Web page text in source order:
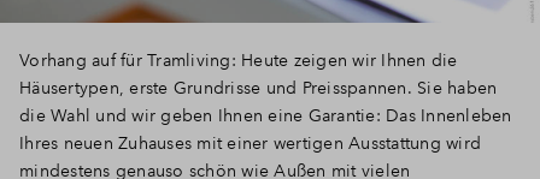
Vorhang auf für Tramliving: Heute zeigen wir Ihnen die
Häusertypen, erste Grundrisse und Preisspannen. Sie haben
die Wahl und wir geben Ihnen eine Garantie: Das Innenleben
Ihres neuen Zuhauses mit einer wertigen Ausstattung wird
mindestens genauso schön wie Außen mit vielen